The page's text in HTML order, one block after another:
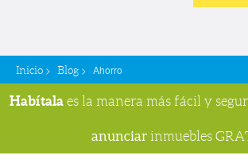
Inicio > Blog > Ahorro
Habítala es la manera más fácil y
anunciar inmuebles